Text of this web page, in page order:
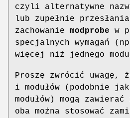
czyli alternatywne
lub zupełnie
zachowanie modprobe w
specjalnych wymagań
więcej niż jednego
Proszę zwrócić uwagę,
i modułów (podobnie
modułów) mogą
oba można stosować